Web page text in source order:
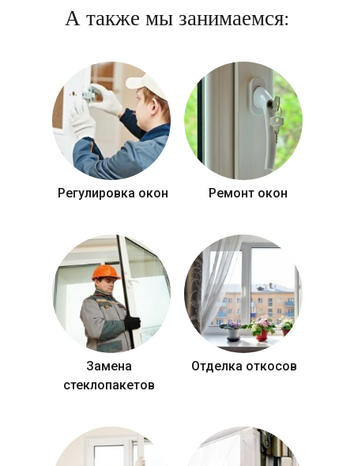
А также мы занимаемся:
Регулировка окон Ремонт окон
Замена
стеклопакетов
Отделка откосов